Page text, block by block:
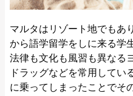
マルタはリゾート地でもあ
から語学留学をしに来る学
法律も文化も風習も異なる
ドラッグなどを常用してい
に乗ってしまったことでそ